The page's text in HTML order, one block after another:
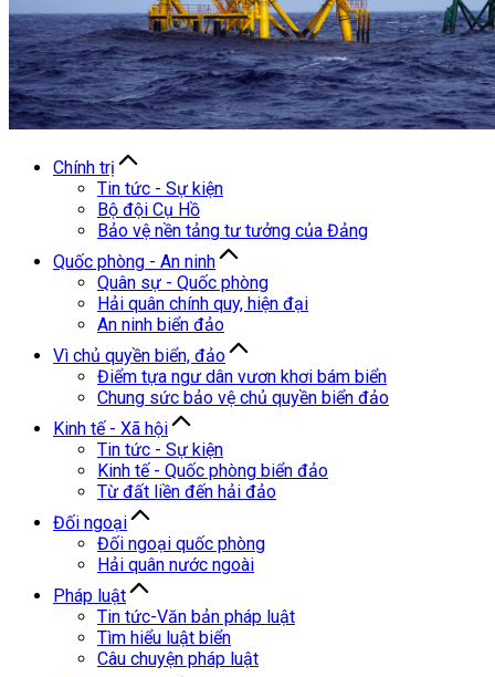
Chính trị
Tin tức - Sự kiện
Bộ đội Cụ Hồ
Bảo vệ nền tảng tư tưởng của Đảng
Quốc phòng - An ninh
Quân sự - Quốc phòng
Hải quân chính quy, hiện đại
An ninh biển đảo
Vì chủ quyền biển, đảo
Điểm tựa ngư dân vươn khơi bám biển
Chung sức bảo vệ chủ quyền biển đảo
Kinh tế - Xã hội
Tin tức - Sự kiện
Kinh tế - Quốc phòng biển đảo
Từ đất liền đến hải đảo
Đối ngoại
Đối ngoại quốc phòng
Hải quân nước ngoài
Pháp luật
Tin tức-Văn bản pháp luật
Tìm hiểu luật biển
Câu chuyện pháp luật